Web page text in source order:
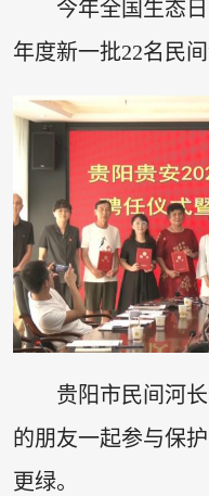
今年全国生态
年度新一批22名民
贵阳市民间河
的朋友一起参与保
更绿。